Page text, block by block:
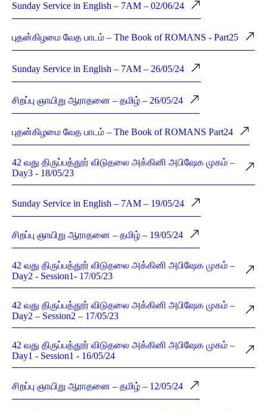
Sunday Service in English – 7AM – 02/06/24
புதன்கிழமை வேத பாடம் – The Book of ROMANS - Part25
Sunday Service in English – 7AM – 26/05/24
சிறப்பு ஞாயிறு ஆராதனை – தமிழ் – 26/05/24
புதன்கிழமை வேத பாடம் – The Book of ROMANS Part24
42 வது திருப்பத்தூர் விடுதலை அக்கினி அபிஷேக முகம் –
Day3 - 18/05/23
Sunday Service in English – 7AM – 19/05/24
சிறப்பு ஞாயிறு ஆராதனை – தமிழ் – 19/05/24
42 வது திருப்பத்தூர் விடுதலை அக்கினி அபிஷேக முகம் –
Day2 - Session1- 17/05/23
42 வது திருப்பத்தூர் விடுதலை அக்கினி அபிஷேக முகம் –
Day2 – Session2 – 17/05/23
42 வது திருப்பத்தூர் விடுதலை அக்கினி அபிஷேக முகம் –
Day1 - Session1 - 16/05/24
சிறப்பு ஞாயிறு ஆராதனை – தமிழ் – 12/05/24